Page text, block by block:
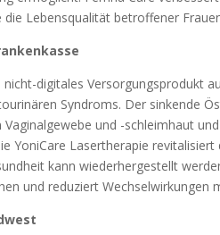
Lebensqualität betroffener
nicht-digitales Versorgungsprodukt
Syndroms. Der sinkende
und -schleimhaut
YoniCare Lasertherapie
kann wiederhergestellt
und reduziert Wechselwirkungen